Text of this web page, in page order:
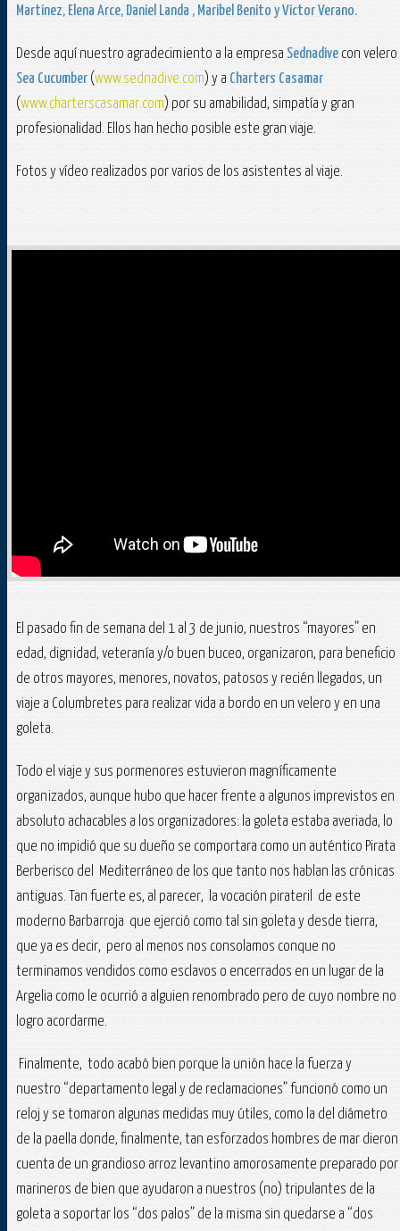
Martínez, Elena Arce, Daniel Landa , Maribel Benito y Víctor Verano.
Desde aquí nuestro agradecimiento a la empresa Sednadive con velero
Sea Cucumber (www.sednadive.com) y a Charters Casamar
(www.charterscasamar.com) por su amabilidad, simpatía y gran
profesionalidad. Ellos han hecho posible este gran viaje.
Fotos y vídeo realizados por varios de los asistentes al viaje.
El pasado fin de semana del 1 al 3 de junio, nuestros “mayores” en
edad, dignidad, veteranía y/o buen buceo, organizaron, para beneficio
de otros mayores, menores, novatos, patosos y recién llegados, un
viaje a Columbretes para realizar vida a bordo en un velero y en una
goleta.
Todo el viaje y sus pormenores estuvieron magníficamente
organizados, aunque hubo que hacer frente a algunos imprevistos en
absoluto achacables a los organizadores: la goleta estaba averiada, lo
que no impidió que su dueño se comportara como un auténtico Pirata
Berberisco del Mediterráneo de los que tanto nos hablan las crónicas
antiguas. Tan fuerte es, al parecer, la vocación pirateril de este
moderno Barbarroja que ejerció como tal sin goleta y desde tierra,
que ya es decir, pero al menos nos consolamos conque no
terminamos vendidos como esclavos o encerrados en un lugar de la
Argelia como le ocurrió a alguien renombrado pero de cuyo nombre no
logro acordarme.
Finalmente, todo acabó bien porque la unión hace la fuerza y
nuestro “departamento legal y de reclamaciones” funcionó como un
reloj y se tomaron algunas medidas muy útiles, como la del diámetro
de la paella donde, finalmente, tan esforzados hombres de mar dieron
cuenta de un grandioso arroz levantino amorosamente preparado por
marineros de bien que ayudaron a nuestros (no) tripulantes de la
goleta a soportar los “dos palos” de la misma sin quedarse a “dos